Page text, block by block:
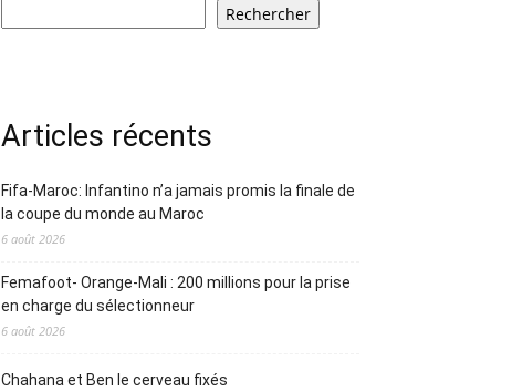
Rechercher
Articles récents
Fifa-Maroc: Infantino n’a jamais promis la finale de
la coupe du monde au Maroc
6 août 2026
Femafoot- Orange-Mali : 200 millions pour la prise
en charge du sélectionneur
6 août 2026
Chahana et Ben le cerveau fixés